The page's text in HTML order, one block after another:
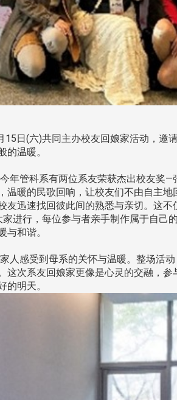
日(六)共同主办校友回娘家活动，邀
的温暖。
管科系有两位系友荣获杰出校友奖—
暖的民歌回响，让校友们不由自主
迅速找回彼此间的熟悉与亲切。这
进行，每位参与者亲手制作属于自己
和谐。
感受到母系的关怀与温暖。整场活
次系友回娘家更像是心灵的交融，
明天。